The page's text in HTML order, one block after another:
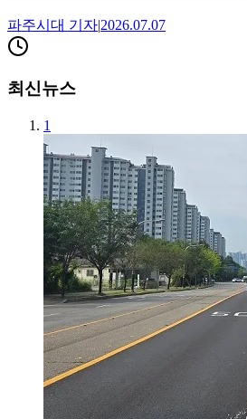
파주시대 기자|2026.07.07
최신뉴스
1